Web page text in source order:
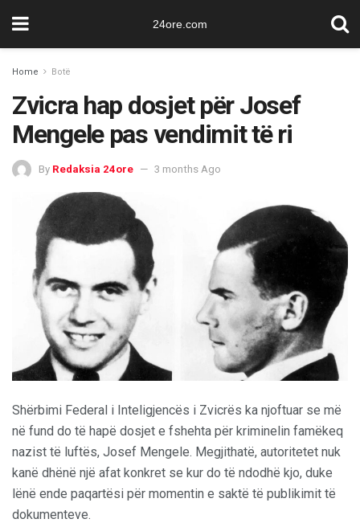
24ore.com
Home Botë
Zvicra hap dosjet për Josef
Mengele pas vendimit të ri
By Redaksia 24ore 3 months Ago
Shërbimi Federal i Inteligjencës i Zvicrës ka njoftuar se më
në fund do të hapë dosjet e fshehta për kriminelin famëkeq
nazist të luftës, Josef Mengele. Megjithatë, autoritetet nuk
kanë dhënë një afat konkret se kur do të ndodhë kjo, duke
lënë ende paqartësi për momentin e saktë të publikimit të
dokumenteve.